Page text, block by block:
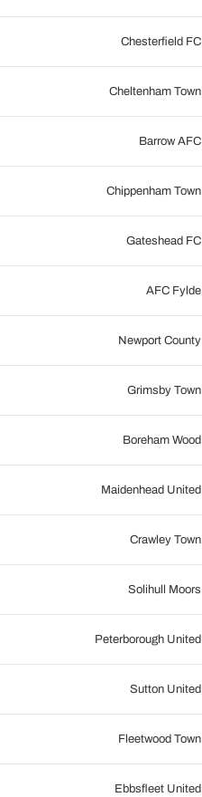
Chesterfield FC
Cheltenham Town
Barrow AFC
Chippenham Town
Gateshead FC
AFC Fylde
Newport County
Grimsby Town
Boreham Wood
Maidenhead United
Crawley Town
Solihull Moors
Peterborough United
Sutton United
Fleetwood Town
Ebbsfleet United